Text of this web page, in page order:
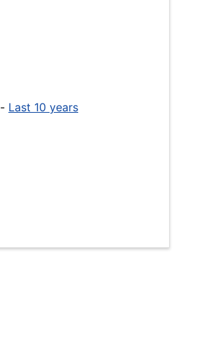
- Last 10 years